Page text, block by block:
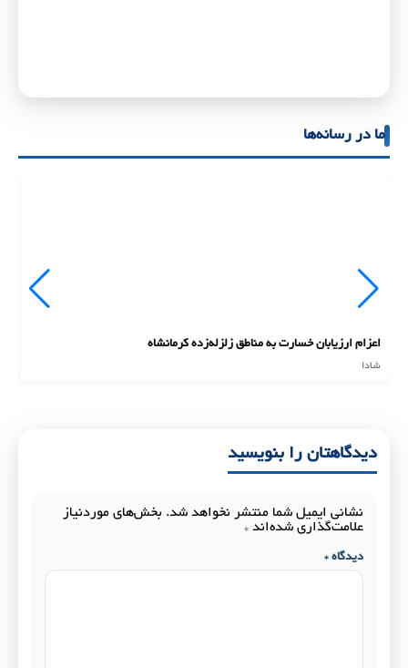
ما در رسانه‌ها
اعزام ارزیابان خسارت به مناطق زلزله‌زده کرمانشاه
شادا
دیدگاهتان را بنویسید
نشانی ایمیل شما منتشر نخواهد شد. بخش‌های موردنیاز
علامت‌گذاری شده‌اند *
دیدگاه *